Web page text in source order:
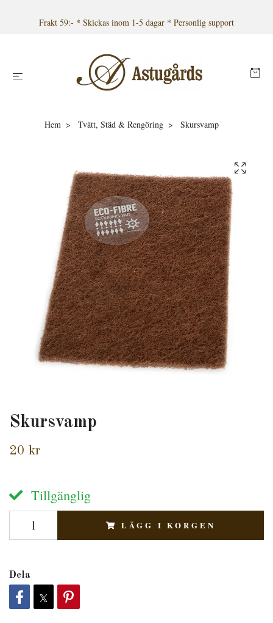
Frakt 59:- * Skickas inom 1-5 dagar * Personlig support
Hem Tvätt, Städ & Rengöring Skursvamp
Skursvamp
20 kr
Tillgänglig
LÄGG I KORGEN
Dela